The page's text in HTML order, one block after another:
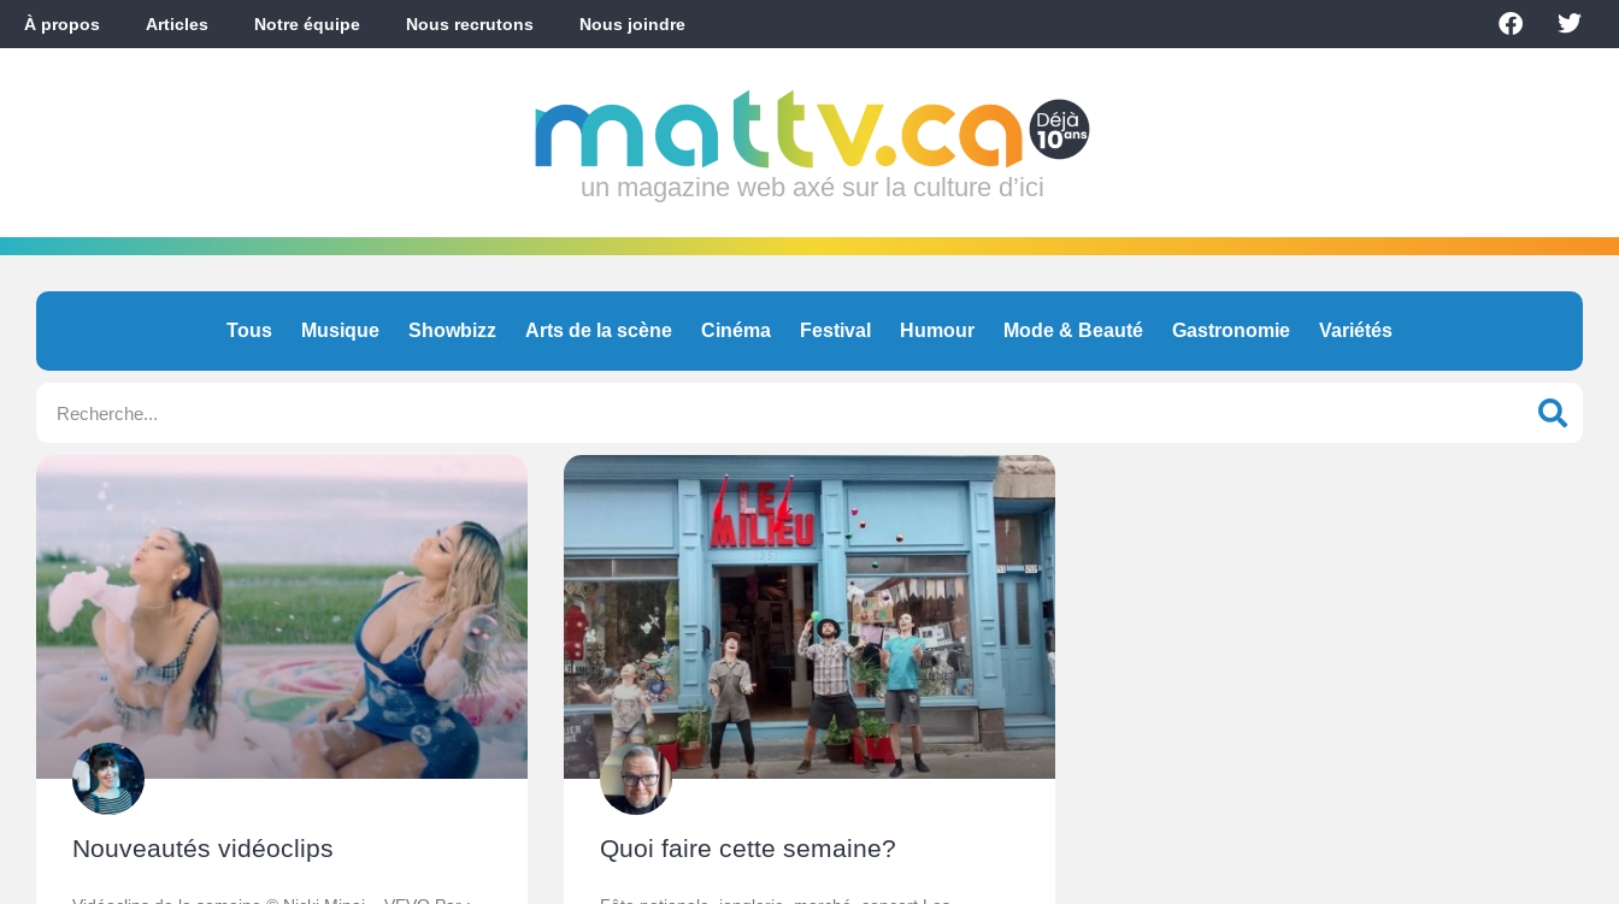
À propos Articles Notre équipe Nous recrutons Nous joindre
un magazine web axé sur la culture d’ici
Tous Musique Showbizz Arts de la scène Cinéma Festival Humour Mode & Beauté Gastronomie Variétés
Nouveautés vidéoclips Quoi faire cette semaine?